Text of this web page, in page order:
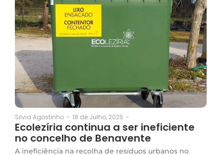
Silvia Agostinho - 18 de Julho, 2025 -
Ecolezíria continua a ser ineficiente
no concelho de Benavente
A ineficiência na recolha de resíduos urbanos no